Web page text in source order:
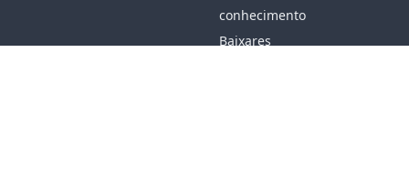
conhecimento
Baixares